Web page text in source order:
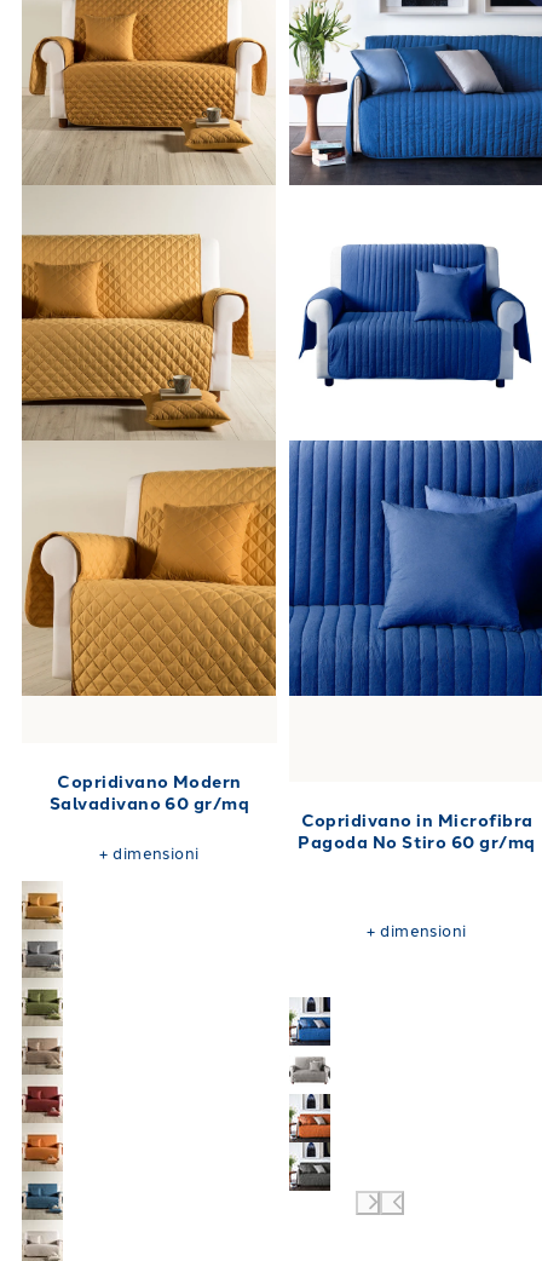
Copridivano Modern
Salvadivano 60 gr/mq
+dimensioni
Copridivano in Microfibra
Pagoda No Stiro 60 gr/mq
+dimensioni